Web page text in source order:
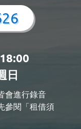
日
會進行錄音
參閱「租借須